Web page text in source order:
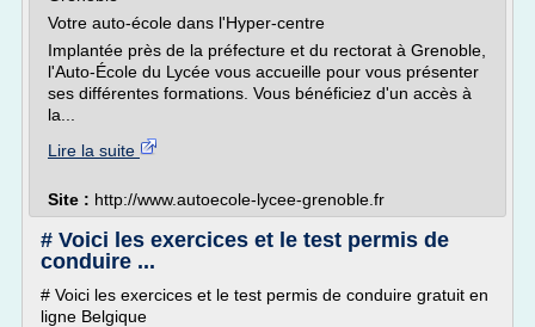
Votre auto-école dans l'Hyper-centre
Implantée près de la préfecture et du rectorat à Grenoble,
l'Auto-École du Lycée vous accueille pour vous présenter
ses différentes formations. Vous bénéficiez d'un accès à
la...
Lire la suite
Site : http://www.autoecole-lycee-grenoble.fr
# Voici les exercices et le test permis de
conduire ...
# Voici les exercices et le test permis de conduire gratuit en
ligne Belgique